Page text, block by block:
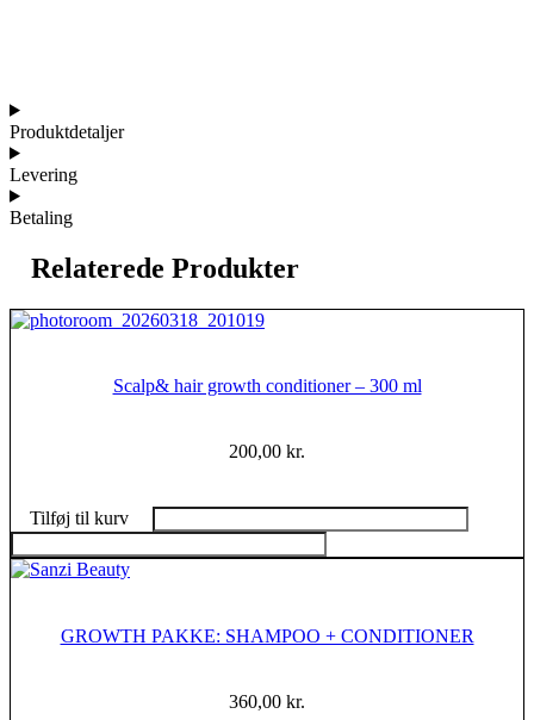
Produktdetaljer
Levering
Betaling
Relaterede Produkter
Scalp& hair growth conditioner – 300 ml
200,00 kr.
Tilføj til kurv
GROWTH PAKKE: SHAMPOO + CONDITIONER
360,00 kr.